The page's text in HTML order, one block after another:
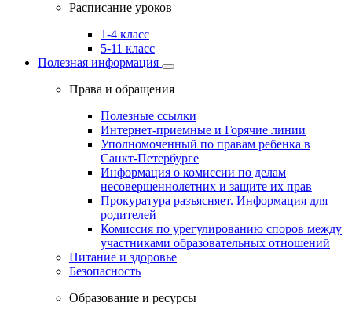
Расписание уроков
1-4 класс
5-11 класс
Полезная информация
Права и обращения
Полезные ссылки
Интернет-приемные и Горячие линии
Уполномоченный по правам ребенка в
Санкт-Петербурге
Информация о комиссии по делам
несовершеннолетних и защите их прав
Прокуратура разъясняет. Информация для
родителей
Комиссия по урегулированию споров между
участниками образовательных отношений
Питание и здоровье
Безопасность
Образование и ресурсы